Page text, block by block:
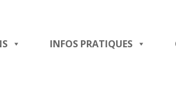
INFOS PRATIQUES